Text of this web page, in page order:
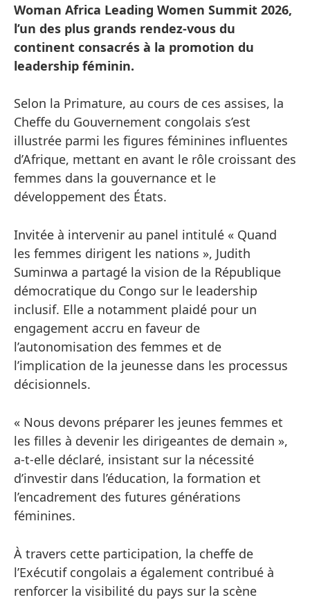
Woman Africa Leading Women Summit 2026,
l’un des plus grands rendez-vous du
continent consacrés à la promotion du
leadership féminin.
Selon la Primature, au cours de ces assises, la
Cheffe du Gouvernement congolais s’est
illustrée parmi les figures féminines influentes
d’Afrique, mettant en avant le rôle croissant des
femmes dans la gouvernance et le
développement des États.
Invitée à intervenir au panel intitulé « Quand
les femmes dirigent les nations », Judith
Suminwa a partagé la vision de la République
démocratique du Congo sur le leadership
inclusif. Elle a notamment plaidé pour un
engagement accru en faveur de
l’autonomisation des femmes et de
l’implication de la jeunesse dans les processus
décisionnels.
« Nous devons préparer les jeunes femmes et
les filles à devenir les dirigeantes de demain »,
a-t-elle déclaré, insistant sur la nécessité
d’investir dans l’éducation, la formation et
l’encadrement des futures générations
féminines.
À travers cette participation, la cheffe de
l’Exécutif congolais a également contribué à
renforcer la visibilité du pays sur la scène